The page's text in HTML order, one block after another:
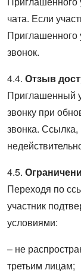
чата. Если
Приглашенного
звонок.
4.4. Отзыв
Приглашенный
звонку при
звонка.
4.5.
Переходя по
участник
условиями:
– не
третьим лицам;